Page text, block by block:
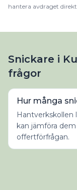
hantera avdraget
Snickare i
frågor
Hur många
Hantverkskollen
kan jämföra
offertförfrågan.